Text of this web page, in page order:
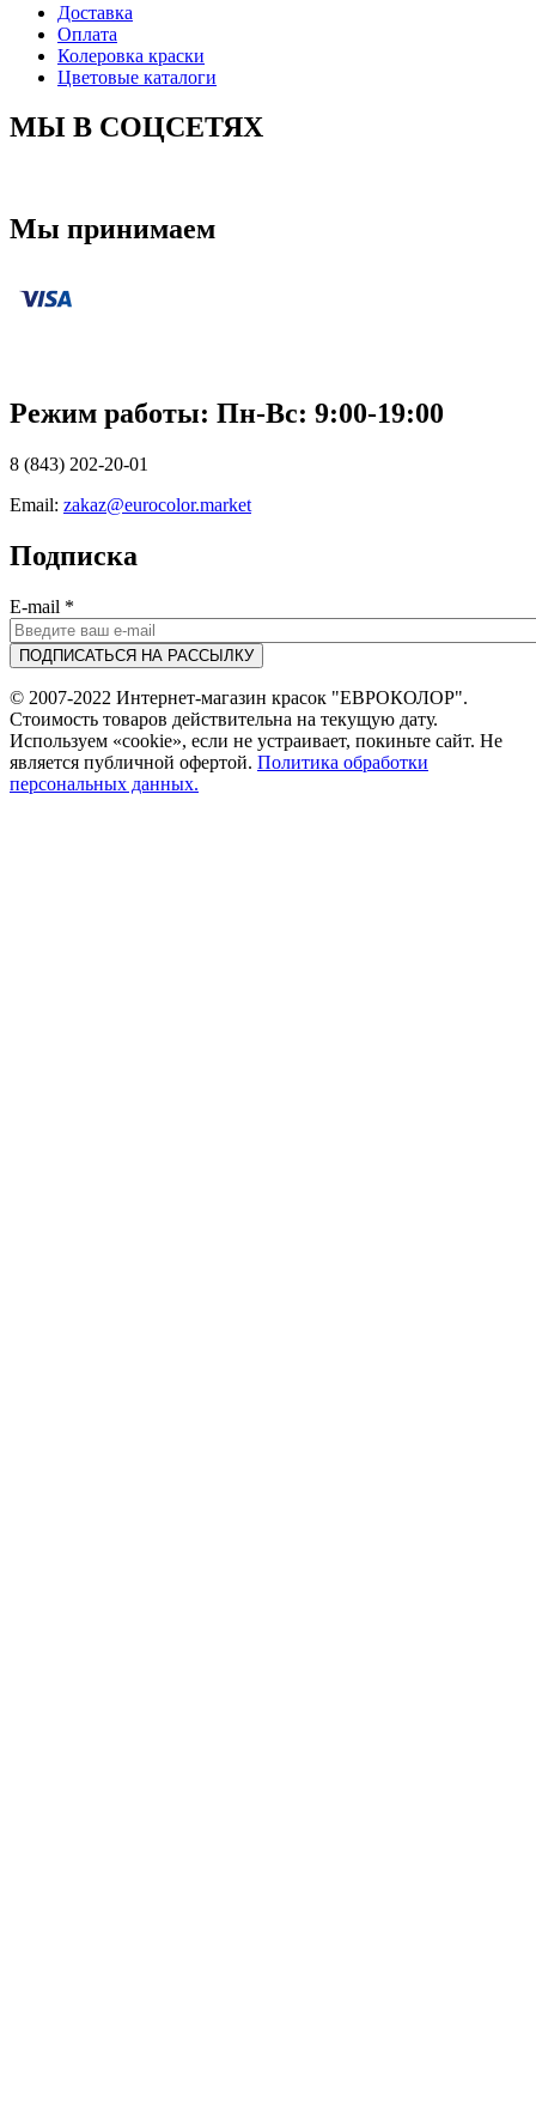
Доставка
Оплата
Колеровка краски
Цветовые каталоги
МЫ В СОЦСЕТЯХ
Мы принимаем
Режим работы: Пн-Вc: 9:00-19:00
8 (843) 202-20-01
Email: zakaz@eurocolor.market
Подписка
E-mail *
© 2007-2022 Интернет-магазин красок "ЕВРОКОЛОР".
Стоимость товаров действительна на текущую дату.
Используем «cookie», если не устраивает, покиньте сайт. Не
является публичной офертой. Политика обработки
персональных данных.